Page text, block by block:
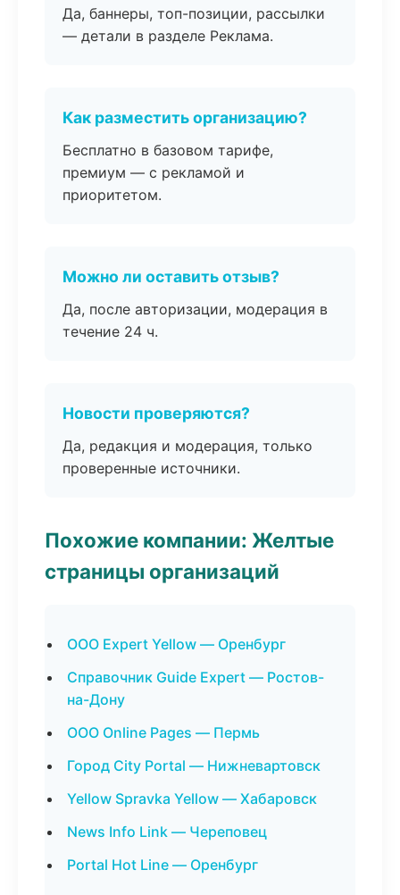
Да, баннеры, топ-позиции, рассылки
— детали в разделе Реклама.
Как разместить организацию?
Бесплатно в базовом тарифе,
премиум — с рекламой и
приоритетом.
Можно ли оставить отзыв?
Да, после авторизации, модерация в
течение 24 ч.
Новости проверяются?
Да, редакция и модерация, только
проверенные источники.
Похожие компании: Желтые
страницы организаций
ООО Expert Yellow — Оренбург
Справочник Guide Expert — Ростов-
на-Дону
ООО Online Pages — Пермь
Город City Portal — Нижневартовск
Yellow Spravka Yellow — Хабаровск
News Info Link — Череповец
Portal Hot Line — Оренбург